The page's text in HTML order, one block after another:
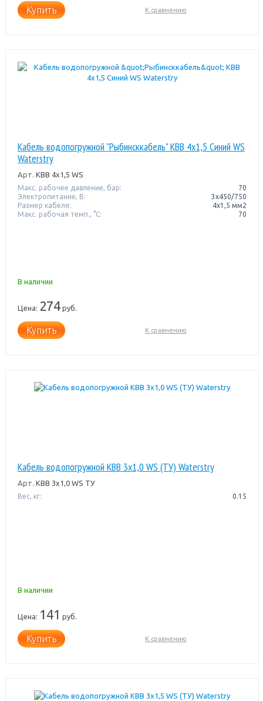
Купить К сравнению
Кабель водопогружной "Рыбинсккабель" КВВ 4х1,5 Синий WS
Waterstry
Арт. КВВ 4х1,5 WS
Макс. рабочее давление, бар:
70
Электропитание, В:
3x450/750
Размер кабеля:
4x1,5 мм2
Макс. рабочая темп., °С:
70
В наличии
Цена: 274руб.
Купить К сравнению
Кабель водопогружной КВВ 3х1,0 WS (ТУ) Waterstry
Арт. КВВ 3х1,0 WS ТУ
Вес, кг: 0.15
В наличии
Цена: 141 руб.
Купить К сравнению